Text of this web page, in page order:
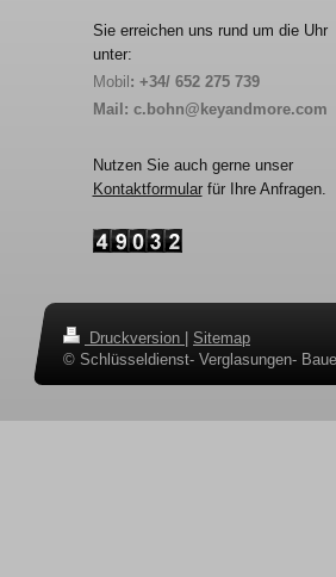
Sie erreichen uns rund um die Uhr
unter:
Mobil : +34/ 652 275 739
Mail: c.bohn@keyandmore.com
Nutzen Sie auch gerne unser
Kontaktformularfür Ihre Anfragen.
Druckversion
Sitemap
© Schlüsseldienst- Verglasungen-